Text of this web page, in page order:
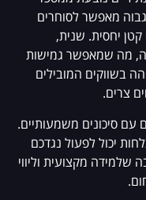
מאפשר לסוחרים
יחסית. שנית,
24 שעות ביממה, מה שמאפשר גמישות
בשווקים המובילים
צרים.
עם סיכונים משמעותיים.
יכול לפעול נגדכם
שלמידה מקצועית וליווי